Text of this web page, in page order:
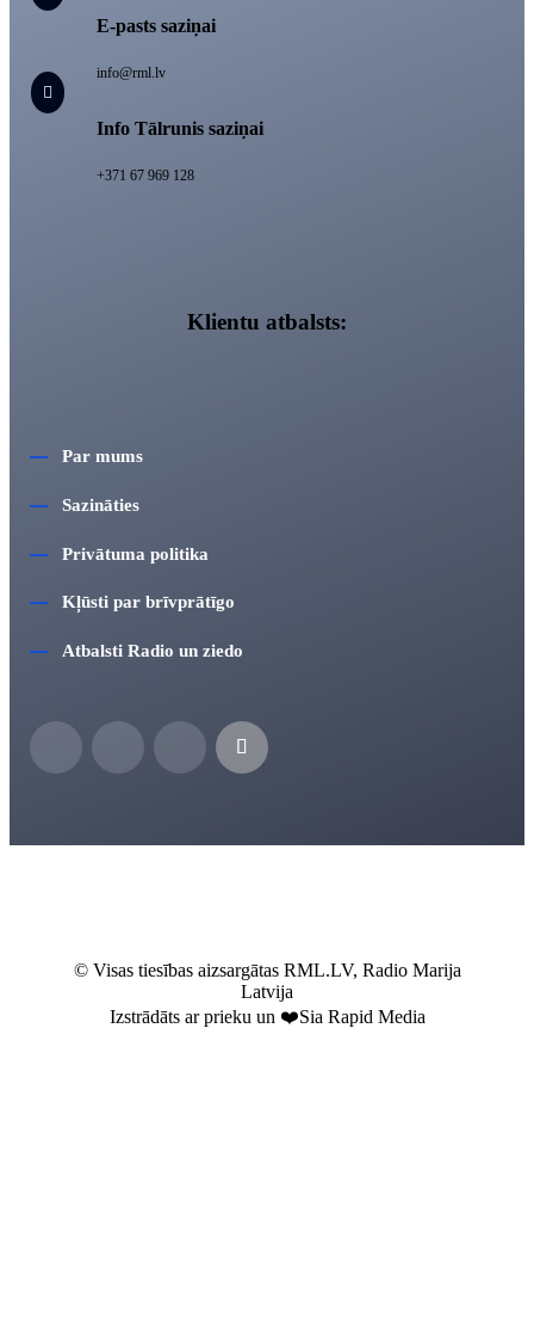
E-pasts saziņai
info@rml.lv

Info Tālrunis saziņai
+371 67 969 128
Klientu atbalsts:
Par mums
Sazināties
Privātuma politika
Kļūsti par brīvprātīgo
Atbalsti Radio un ziedo
© Visas tiesības aizsargātas RML.LV, Radio Marija
Latvija
Izstrādāts ar prieku un ❤️Sia Rapid Media